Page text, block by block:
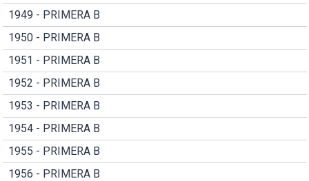
1949 - PRIMERA B
1950 - PRIMERA B
1951 - PRIMERA B
1952 - PRIMERA B
1953 - PRIMERA B
1954 - PRIMERA B
1955 - PRIMERA B
1956 - PRIMERA B